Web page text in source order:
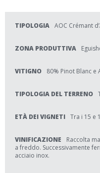
TIPOLOGIA AOC Crémant
ZONA PRODUTTIVA
VITIGNO 80% Pinot Blanc e
TIPOLOGIA DEL TERRENO
ETÀ DEI VIGNETI Tra i 15 e
VINIFICAZIONE
Raccolta
a freddo. Successivamente
acciaio inox.